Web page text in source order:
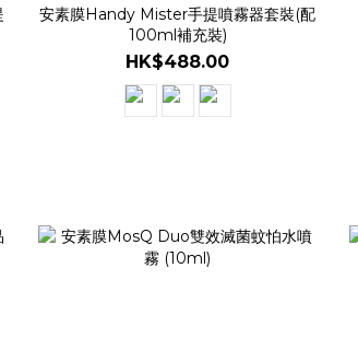
安素膜Handy Mister手提噴霧器套裝(配
100ml補充裝)
HK$488.00